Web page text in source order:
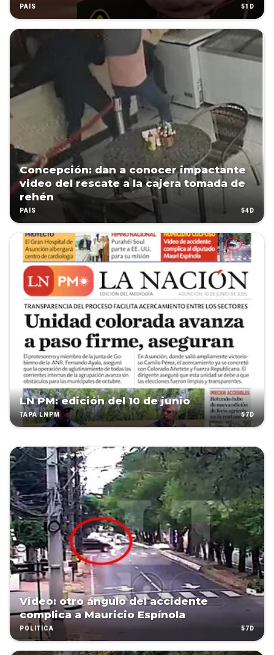
PAÍS 51D
Concepción: dan a conocer impactante
video del rescate a la cajera tomada de
rehén
PAÍS 54D
LN PM: edición del 10 de junio
TAPA LNPM 57D
Video: otro ángulo del accidente
complica a Mauricio Espínola
POLÍTICA 57D